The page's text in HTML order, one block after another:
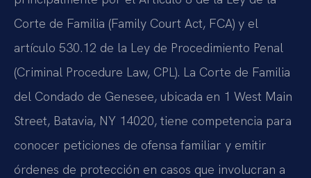
Corte de Familia (Family Court Act, FCA) y el
artículo 530.12 de la Ley de Procedimiento Penal
(Criminal Procedure Law, CPL). La Corte de Familia
del Condado de Genesee, ubicada en 1 West Main
Street, Batavia, NY 14020, tiene competencia para
conocer peticiones de ofensa familiar y emitir
órdenes de protección en casos que involucran a